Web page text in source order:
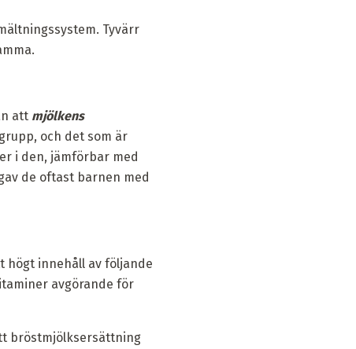
Tyvärr
att mjölkens
och det som är
i den, jämförbar med
de oftast barnen med
högt innehåll av följande
avgörande för
bröstmjölksersättning